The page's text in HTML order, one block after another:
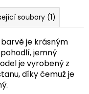
soubory (1)
je krásným
jemný
je vyrobený z
díky čemuž je